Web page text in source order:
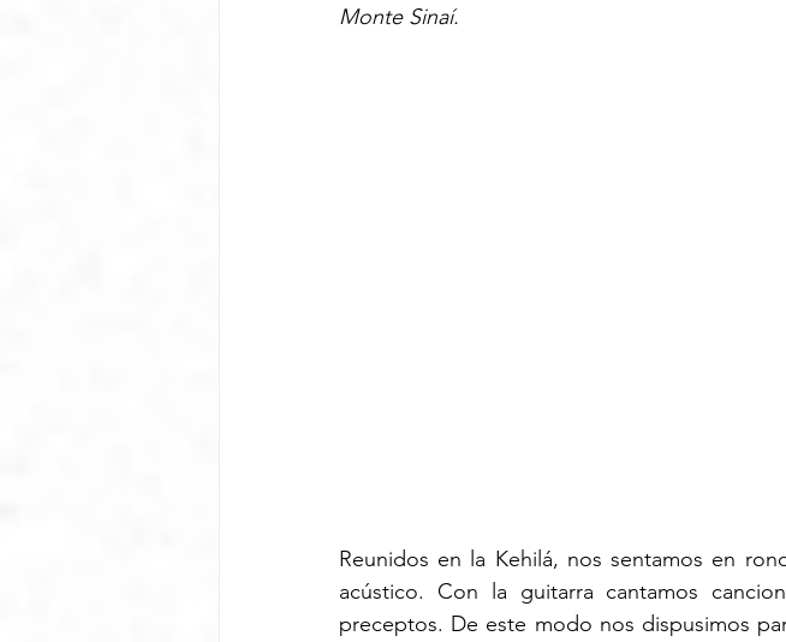
Monte Sinaí.
Reunidos en la Kehilá, nos sentamos en
acústico. Con la guitarra cantamos
preceptos. De este modo nos dispusimos